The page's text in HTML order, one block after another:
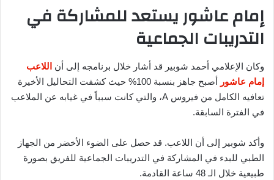
إمام عاشور يستعد للمشاركة في
التدريبات الجماعية
وكان الإعلامي أحمد شوبير قد أشار خلال برنامجه إلى أن اللاعب
إمام عاشور
أصبح جاهز بنسبة 100% حيث كشفت التحاليل الأخيرة
تعافيه الكامل من فيروس A، والتي كانت سبباً في غيابه عن الملاعب
في الفترة السابقة.
وأكد شوبير إلى أن اللاعب. قد حصل على الضوء الأخضر من الجهاز
الطبي للبدء في المشاركة في التدريبات الجماعية للفريق بصورة
طبيعية خلال الـ 48 ساعة القادمة.